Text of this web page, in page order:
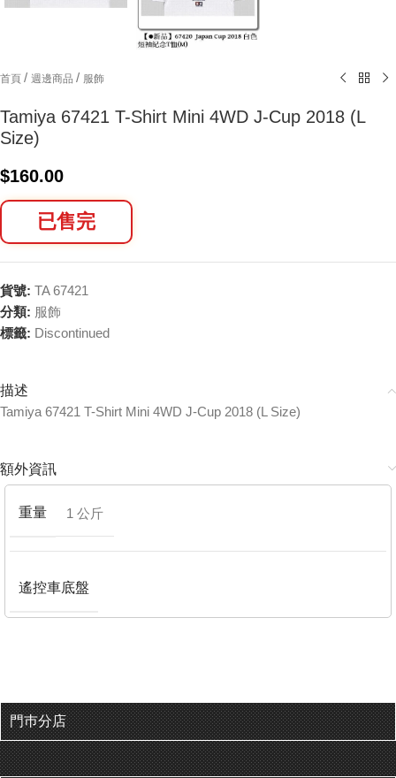
首頁 / 週邊商品 / 服飾
Tamiya 67421 T-Shirt Mini 4WD J-Cup 2018 (L
Size)
$160.00
已售完
貨號: TA 67421
分類: 服飾
標籤: Discontinued
描述
Tamiya 67421 T-Shirt Mini 4WD J-Cup 2018 (L Size)
額外資訊
重量 1 公斤
遙控車底盤
門巿分店